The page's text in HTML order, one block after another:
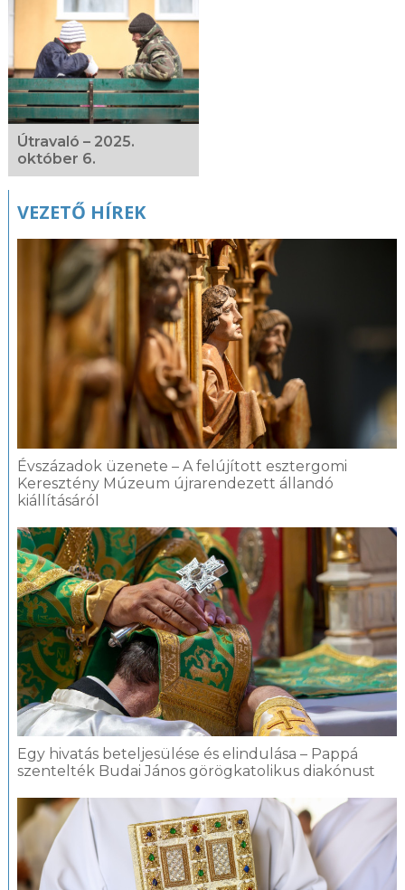
Útravaló – 2025.
október 6.
VEZETŐ HÍREK
Évszázadok üzenete – A felújított esztergomi
Keresztény Múzeum újrarendezett állandó
kiállításáról
Egy hivatás beteljesülése és elindulása – Pappá
szentelték Budai János görögkatolikus diakónust